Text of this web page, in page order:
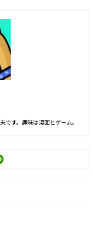
す。趣味は漫画とゲーム。